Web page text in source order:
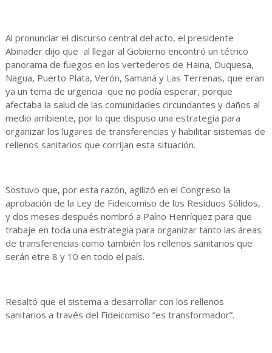
Al pronunciar el discurso central del acto, el presidente
Abinader dijo que al llegar al Gobierno encontró un tétrico
panorama de fuegos en los vertederos de Haina, Duquesa,
Nagua, Puerto Plata, Verón, Samaná y Las Terrenas, que eran
ya un tema de urgencia que no podía esperar, porque
afectaba la salud de las comunidades circundantes y daños al
medio ambiente, por lo que dispuso una estrategia para
organizar los lugares de transferencias y habilitar sistemas de
rellenos sanitarios que corrijan esta situación.
Sostuvo que, por esta razón, agilizó en el Congreso la
aprobación de la Ley de Fideicomiso de los Residuos Sólidos,
y dos meses después nombró a Paíno Henríquez para que
trabaje en toda una estrategia para organizar tanto las áreas
de transferencias como también los rellenos sanitarios que
serán etre 8 y 10 en todo el país.
Resaltó que el sistema a desarrollar con los rellenos
sanitarios a través del Fideicomiso “es transformador”.